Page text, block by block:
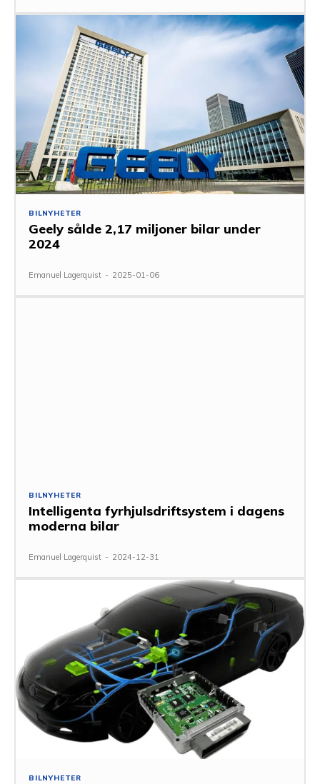
BILNYHETER
Geely sålde 2,17 miljoner bilar under
2024
Emanuel Lagerquist - 2025-01-06
BILNYHETER
Intelligenta fyrhjulsdriftsystem i dagens
moderna bilar
Emanuel Lagerquist - 2024-12-31
BILNYHETER